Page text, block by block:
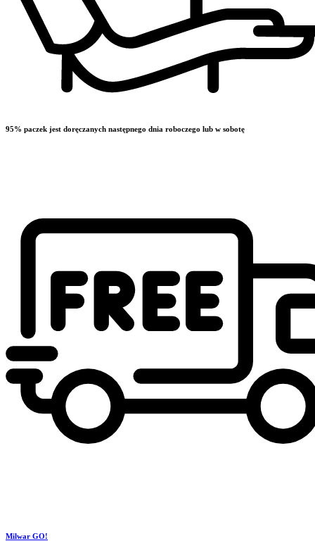
95% paczek jest doręczanych następnego dnia roboczego lub w sobotę
Milwar GO!